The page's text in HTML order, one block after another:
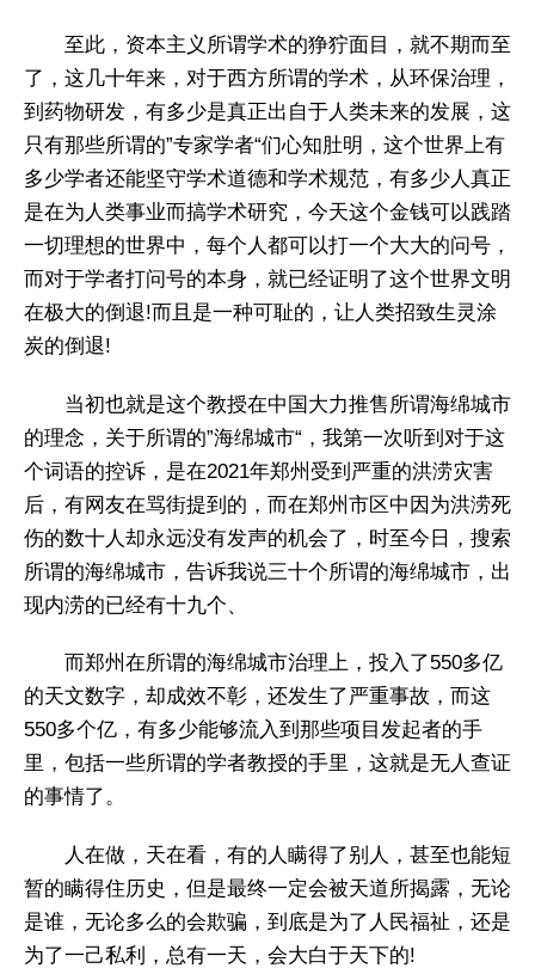
至此，资本主义所谓学术的狰狞面目，就不期而至
了，这几十年来，对于西方所谓的学术，从环保治理，
到药物研发，有多少是真正出自于人类未来的发展，这
只有那些所谓的”专家学者“们心知肚明，这个世界上有
多少学者还能坚守学术道德和学术规范，有多少人真正
是在为人类事业而搞学术研究，今天这个金钱可以践踏
一切理想的世界中，每个人都可以打一个大大的问号，
而对于学者打问号的本身，就已经证明了这个世界文明
在极大的倒退!而且是一种可耻的，让人类招致生灵涂
炭的倒退!
当初也就是这个教授在中国大力推售所谓海绵城市
的理念，关于所谓的”海绵城市“，我第一次听到对于这
个词语的控诉，是在2021年郑州受到严重的洪涝灾害
后，有网友在骂街提到的，而在郑州市区中因为洪涝死
伤的数十人却永远没有发声的机会了，时至今日，搜索
所谓的海绵城市，告诉我说三十个所谓的海绵城市，出
现内涝的已经有十九个、
而郑州在所谓的海绵城市治理上，投入了550多亿
的天文数字，却成效不彰，还发生了严重事故，而这
550多个亿，有多少能够流入到那些项目发起者的手
里，包括一些所谓的学者教授的手里，这就是无人查证
的事情了。
人在做，天在看，有的人瞒得了别人，甚至也能短
暂的瞒得住历史，但是最终一定会被天道所揭露，无论
是谁，无论多么的会欺骗，到底是为了人民福祉，还是
为了一己私利，总有一天，会大白于天下的!